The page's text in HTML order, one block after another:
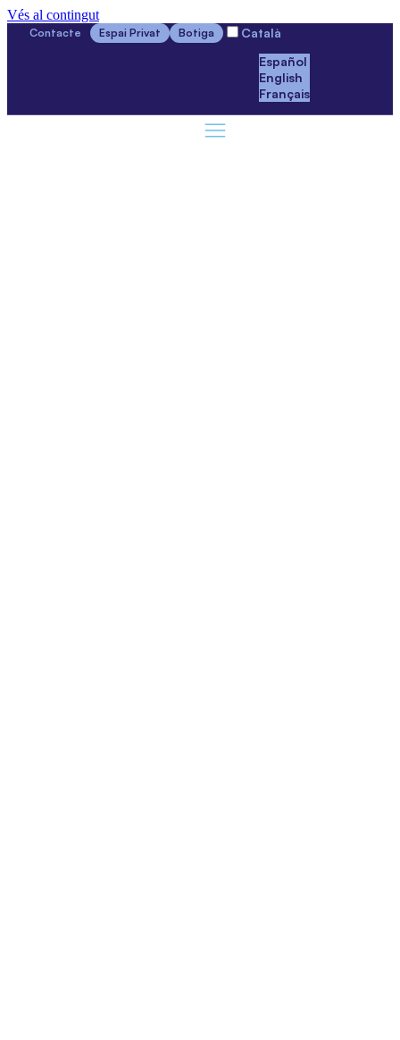
Vés al contingut
Contacte Espai Privat Botiga
Català
Español
English
Français